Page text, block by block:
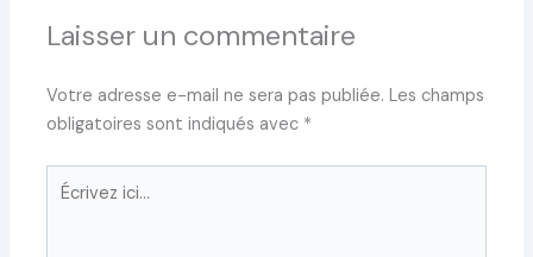
Laisser un commentaire
Votre adresse e-mail ne sera pas publiée. Les champs
obligatoires sont indiqués avec *
Écrivez
ici…